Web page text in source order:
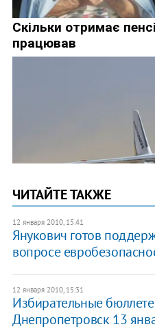
ЧИТАЙТЕ ТАКЖЕ
12 января 2010, 15:41
Янукович готов
вопросе
12 января 2010, 15:31
Избирательные
Днепропетровск 13